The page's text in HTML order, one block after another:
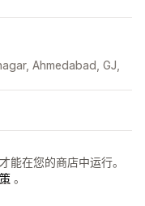
Ahmedabad, GJ,
能在您的商店中运行。
。